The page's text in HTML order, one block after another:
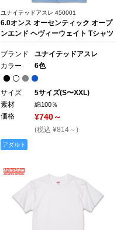
ユナイテッドアスレ 450001
6.0オンス オーセンティック オープ
ンエンド ヘヴィーウェイト Tシャツ
ブランド
ユナイテッドアスレ
カラー
6色
サイズ
5サイズ(S〜XXL)
素材
綿100％
価格 ¥740～
(税込 ¥814～)
アダルト